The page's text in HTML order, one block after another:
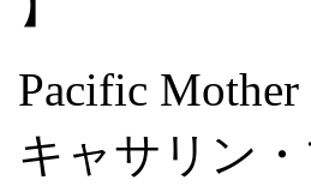
Pacific Mother
キャサリン